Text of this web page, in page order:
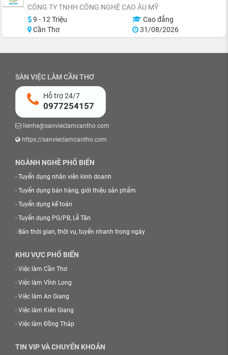
CÔNG TY TNHH CÔNG NGHỆ CAO ÂU MỸ
9 - 12 Triệu
Cao đẳng
Cần Thơ
31/08/2026
SÀN VIỆC LÀM CẦN THƠ
Hỗ trợ 24/7
0977254157
lienhe@sanvieclamcantho.com
https://sanvieclamcantho.com
NGÀNH NGHỀ PHỔ BIẾN
- Tuyển dụng nhân viên kinh doanh
- Tuyển dụng bán hàng, giới thiệu sản phẩm
- Tuyển dụng kế toán
- Tuyển dụng PG/PB, Lễ Tân
- Bán thời gian, thời vụ, tuyển nhanh trong ngày
KHU VỰC PHỔ BIẾN
- Việc làm Cần Thơ
- Việc làm Vĩnh Long
- Việc làm An Giang
- Việc làm Kiên Giang
- Việc làm Đồng Tháp
TIN VIP VÀ CHUYỂN KHOẢN